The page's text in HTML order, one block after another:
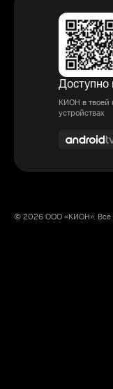
КИОН в твоей
устройствах
© 2026 ООО «КИОН». Все